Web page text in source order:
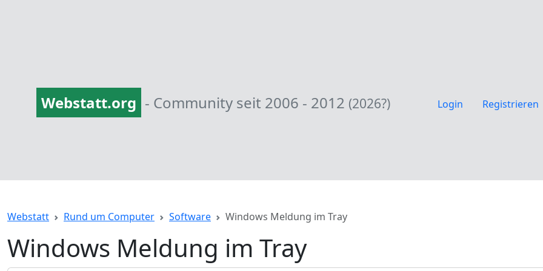
Webstatt.org - Community seit 2006 - 2012 (2026?) Login Registrieren
Webstatt Rund um Computer Software Windows Meldung im Tray
Windows Meldung im Tray